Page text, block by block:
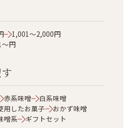
1,001～2,000円
円
赤系味噌
白系味噌
用したお菓子
おかず味噌
噌系
ギフトセット